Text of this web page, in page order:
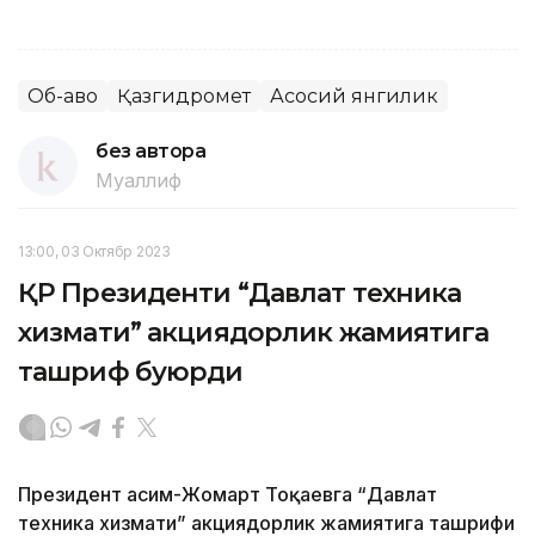
Об-ҳаво Қазгидромет Асосий янгилик
без автора
Муаллиф
13:00, 03 Октябр 2023
ҚР Президенти “Давлат техника
хизмати” акциядорлик жамиятига
ташриф буюрди
Президент Қасим-Жомарт Тоқаевга “Давлат
техника хизмати” акциядорлик жамиятига ташрифи